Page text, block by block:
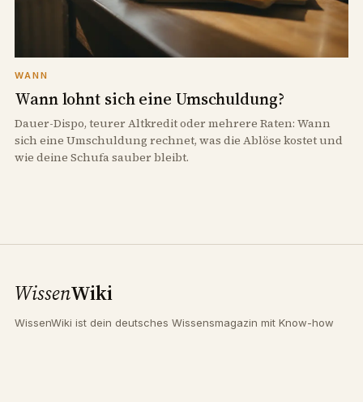
WANN
Wann lohnt sich eine Umschuldung?
Dauer-Dispo, teurer Altkredit oder mehrere Raten: Wann
sich eine Umschuldung rechnet, was die Ablöse kostet und
wie deine Schufa sauber bleibt.
WissenWiki
WissenWiki ist dein deutsches Wissensmagazin mit Know-how